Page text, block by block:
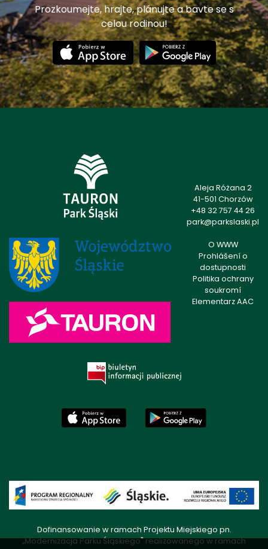
Prozkoumejte, hrajte, plánujte a bavte se s
celou rodinou!
Aleja Różana 2
41-501 Chorzów
+48 32 757 44 26
park@parkslaski.pl
O WWW
Prohlášení o
dostupnosti
Politika ochrany
soukromí
Elementarz AAC
Dofinansowanie w ramach Projektu Miejskiego pn.
„Modernizacja Parku Śląskiego" realizowanego w ramach